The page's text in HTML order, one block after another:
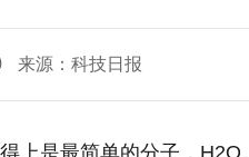
来源：科技日报
上是最简单的分子，